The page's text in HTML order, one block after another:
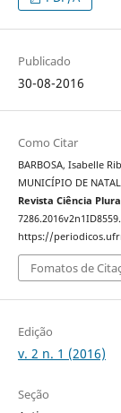
Publicado
30-08-2016
Como Citar
BARBOSA, Isabelle
MUNICÍPIO DE
Revista Ciência
https://
Fomatos de
Edição
v. 2 n. 1 (2016)
Seção